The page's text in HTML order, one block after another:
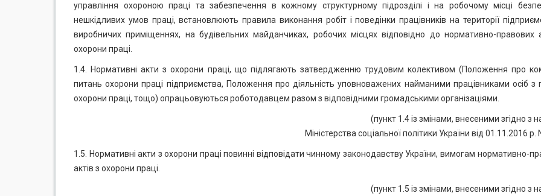
управління охороною праці та забезпечення в кожному структурному підрозділі і на робочому місці
нешкідливих умов праці, встановлюють правила виконання робіт і поведінки працівників на території
виробничих приміщеннях, на будівельних майданчиках, робочих місцях відповідно до нормативно-правових
охорони праці.
1.4. Нормативні акти з охорони праці, що підлягають затвердженню трудовим колективом (Положення про
питань охорони праці підприємства, Положення про діяльність уповноважених найманими працівниками осіб з
охорони праці, тощо) опрацьовуються роботодавцем разом з відповідними громадськими організаціями.
(пункт 1.4 із змінами, внесеними згідно з
Міністерства соціальної політики України від 01.11.2016 р.
1.5. Нормативні акти з охорони праці повинні відповідати чинному законодавству України, вимогам нормативно-
актів з охорони праці.
(пункт 1.5 із змінами, внесеними згідно з